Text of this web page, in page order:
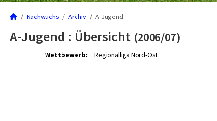
Nachwuchs Archiv A-Jugend
A-Jugend : Übersicht (2006/07)
Wettbewerb: Regionalliga Nord-Ost